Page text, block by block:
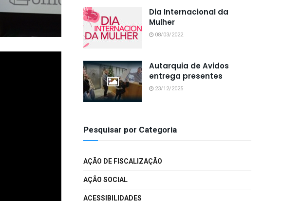
Dia Internacional da
Mulher
08/03/2022
Autarquia de Avidos
entrega presentes
23/12/2025
Pesquisar por Categoria
AÇÃO DE FISCALIZAÇÃO
AÇÃO SOCIAL
ACESSIBILIDADES